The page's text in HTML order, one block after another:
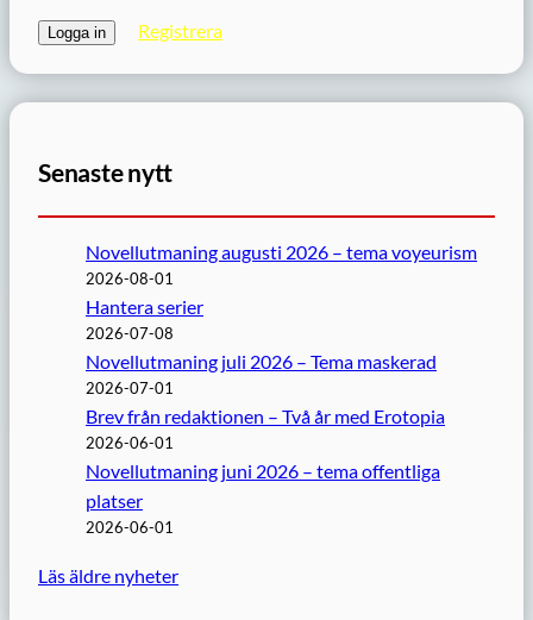
Registrera
Senaste nytt
Novellutmaning augusti 2026 – tema voyeurism
2026-08-01
Hantera serier
2026-07-08
Novellutmaning juli 2026 – Tema maskerad
2026-07-01
Brev från redaktionen – Två år med Erotopia
2026-06-01
Novellutmaning juni 2026 – tema offentliga
platser
2026-06-01
Läs äldre nyheter